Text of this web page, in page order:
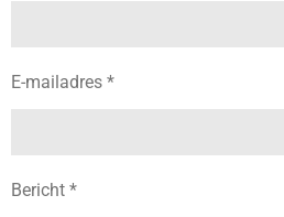
E-mailadres *
Bericht *